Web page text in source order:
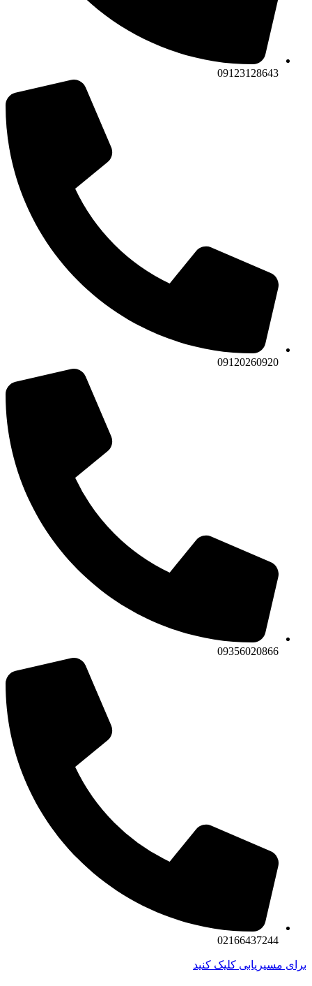
09123128643
09120260920
09356020866
02166437244
برای مسیریابی کلیک کنید